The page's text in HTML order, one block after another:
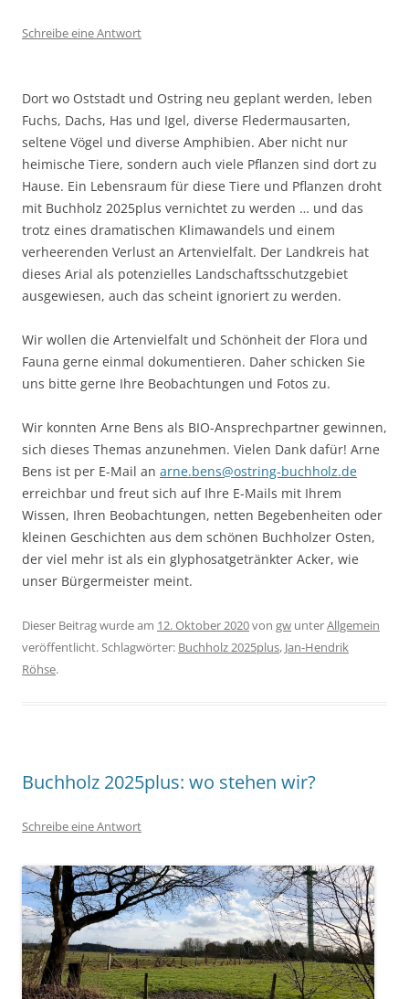
Schreibe eine Antwort
Dort wo Oststadt und Ostring neu geplant werden, leben
Fuchs, Dachs, Has und Igel, diverse Fledermausarten,
seltene Vögel und diverse Amphibien. Aber nicht nur
heimische Tiere, sondern auch viele Pflanzen sind dort zu
Hause. Ein Lebensraum für diese Tiere und Pflanzen droht
mit Buchholz 2025plus vernichtet zu werden … und das
trotz eines dramatischen Klimawandels und einem
verheerenden Verlust an Artenvielfalt. Der Landkreis hat
dieses Arial als potenzielles Landschaftsschutzgebiet
ausgewiesen, auch das scheint ignoriert zu werden.
Wir wollen die Artenvielfalt und Schönheit der Flora und
Fauna gerne einmal dokumentieren. Daher schicken Sie
uns bitte gerne Ihre Beobachtungen und Fotos zu.
Wir konnten Arne Bens als BIO-Ansprechpartner gewinnen,
sich dieses Themas anzunehmen. Vielen Dank dafür! Arne
Bens ist per E-Mail an arne.bens@ostring-buchholz.de
erreichbar und freut sich auf Ihre E-Mails mit Ihrem
Wissen, Ihren Beobachtungen, netten Begebenheiten oder
kleinen Geschichten aus dem schönen Buchholzer Osten,
der viel mehr ist als ein glyphosatgetränkter Acker, wie
unser Bürgermeister meint.
Dieser Beitrag wurde am 12. Oktober 2020von gw unterAllgemein
veröffentlicht. Schlagwörter: Buchholz 2025plus, Jan-Hendrik
Röhse.
Buchholz 2025plus: wo stehen wir?
Schreibe eine Antwort